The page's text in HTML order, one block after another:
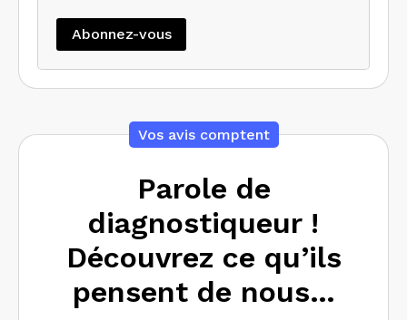
Abonnez-vous
Vos avis comptent
Parole de
diagnostiqueur !
Découvrez ce qu’ils
pensent de nous…